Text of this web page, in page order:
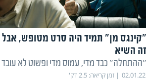
"קינגס מן" תמיד היה סרט מטופש, אבל
זה השיא
"ההתחלה" כבד מדי, עמוס מדי ופשוט לא עובד
02.01.22 זמן קריאה:2.5 דק'